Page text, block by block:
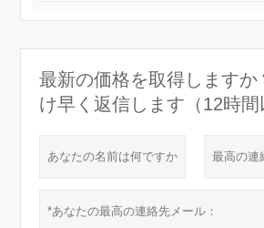
最新の価格を取得しますか
け早く返信します（12時間